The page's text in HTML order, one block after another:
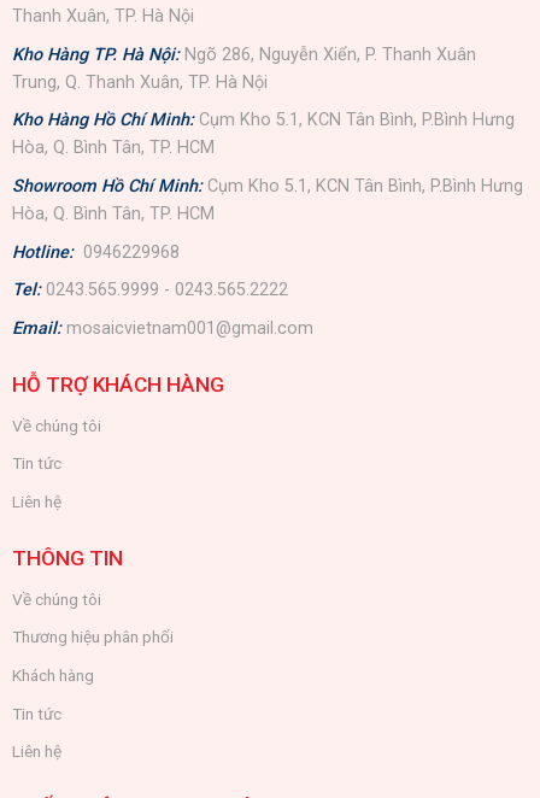
Thanh Xuân, TP. Hà Nội
Kho Hàng TP. Hà Nội: Ngõ 286, Nguyễn Xiển, P. Thanh Xuân
Trung, Q. Thanh Xuân, TP. Hà Nội
Kho Hàng Hồ Chí Minh: Cụm Kho 5.1, KCN Tân Bình, P.Bình Hưng
Hòa, Q. Bình Tân, TP. HCM
Showroom Hồ Chí Minh: Cụm Kho 5.1, KCN Tân Bình, P.Bình Hưng
Hòa, Q. Bình Tân, TP. HCM
Hotline: 0946229968
Tel: 0243.565.9999 - 0243.565.2222
Email: mosaicvietnam001@gmail.com
HỖ TRỢ KHÁCH HÀNG
Về chúng tôi
Tin tức
Liên hệ
THÔNG TIN
Về chúng tôi
Thương hiệu phân phối
Khách hàng
Tin tức
Liên hệ